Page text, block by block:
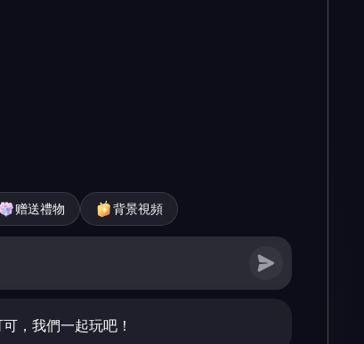
赠送禮物 背景視頻
，我們一起玩吧！